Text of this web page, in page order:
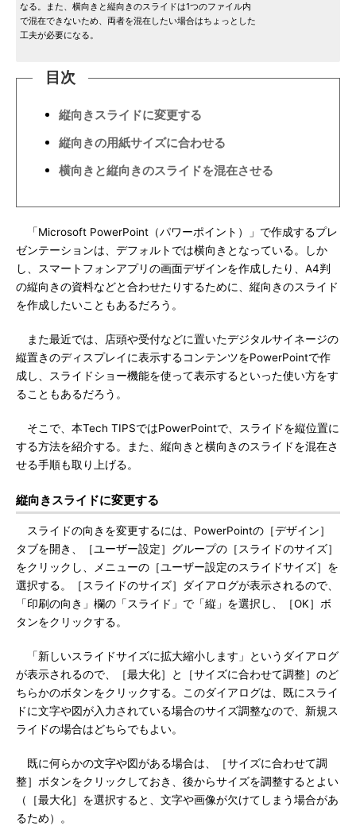
なる。また、横向きと縦向きのスライドは1つのファイル内
で混在できないため、両者を混在したい場合はちょっとした
工夫が必要になる。
目次
縦向きスライドに変更する
縦向きの用紙サイズに合わせる
横向きと縦向きのスライドを混在させる
「Microsoft PowerPoint（パワーポイント）」で作成するプレ
ゼンテーションは、デフォルトでは横向きとなっている。しか
し、スマートフォンアプリの画面デザインを作成したり、A4判
の縦向きの資料などと合わせたりするために、縦向きのスライド
を作成したいこともあるだろう。
また最近では、店頭や受付などに置いたデジタルサイネージの
縦置きのディスプレイに表示するコンテンツをPowerPointで作
成し、スライドショー機能を使って表示するといった使い方をす
ることもあるだろう。
そこで、本Tech TIPSではPowerPointで、スライドを縦位置に
する方法を紹介する。また、縦向きと横向きのスライドを混在さ
せる手順も取り上げる。
縦向きスライドに変更する
スライドの向きを変更するには、PowerPointの［デザイン］
タブを開き、［ユーザー設定］グループの［スライドのサイズ］
をクリックし、メニューの［ユーザー設定のスライドサイズ］を
選択する。［スライドのサイズ］ダイアログが表示されるので、
「印刷の向き」欄の「スライド」で「縦」を選択し、［OK］ボ
タンをクリックする。
「新しいスライドサイズに拡大縮小します」というダイアログ
が表示されるので、［最大化］と［サイズに合わせて調整］のど
ちらかのボタンをクリックする。このダイアログは、既にスライ
ドに文字や図が入力されている場合のサイズ調整なので、新規ス
ライドの場合はどちらでもよい。
既に何らかの文字や図がある場合は、［サイズに合わせて調
整］ボタンをクリックしておき、後からサイズを調整するとよい
（［最大化］を選択すると、文字や画像が欠けてしまう場合があ
るため）。